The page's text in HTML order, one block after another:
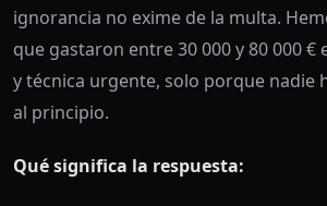
ignorancia no exime de la multa.
que gastaron entre 30 000 y 80 000 €
y técnica urgente, solo porque nadie
al principio.
Qué significa la respuesta: